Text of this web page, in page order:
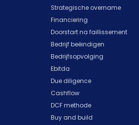
Strategische overname
Financiering
Doorstart na faillissement
Bedrijf beëindigen
Bedrijfsopvolging
Ebitda
Due diligence
Cashflow
DCF methode
Buy and build